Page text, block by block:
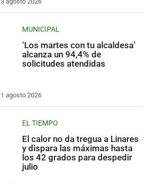
MUNICIPAL
‘Los martes con tu alcaldesa’
alcanza un 94,4% de
solicitudes atendidas
1 agosto 2026
EL TIEMPO
El calor no da tregua a Linares
y dispara las máximas hasta
los 42 grados para despedir
julio